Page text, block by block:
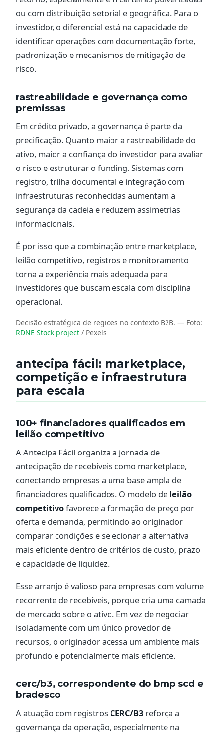
ou com distribuição setorial e geográfica. Para o
investidor, o diferencial está na capacidade de
identificar operações com documentação forte,
padronização e mecanismos de mitigação de
risco.
rastreabilidade e governança como
premissas
Em crédito privado, a governança é parte da
precificação. Quanto maior a rastreabilidade do
ativo, maior a confiança do investidor para avaliar
o risco e estruturar o funding. Sistemas com
registro, trilha documental e integração com
infraestruturas reconhecidas aumentam a
segurança da cadeia e reduzem assimetrias
informacionais.
É por isso que a combinação entre marketplace,
leilão competitivo, registros e monitoramento
torna a experiência mais adequada para
investidores que buscam escala com disciplina
operacional.
Decisão estratégica de regioes no contexto B2B. — Foto:
RDNE Stock project / Pexels
antecipa fácil: marketplace,
competição e infraestrutura
para escala
100+ financiadores qualificados em
leilão competitivo
A Antecipa Fácil organiza a jornada de
antecipação de recebíveis como marketplace,
conectando empresas a uma base ampla de
financiadores qualificados. O modelo de leilão
competitivofavorece a formação de preço por
oferta e demanda, permitindo ao originador
comparar condições e selecionar a alternativa
mais eficiente dentro de critérios de custo, prazo
e capacidade de liquidez.
Esse arranjo é valioso para empresas com volume
recorrente de recebíveis, porque cria uma camada
de mercado sobre o ativo. Em vez de negociar
isoladamente com um único provedor de
recursos, o originador acessa um ambiente mais
profundo e potencialmente mais eficiente.
cerc/b3, correspondente do bmp scd e
bradesco
A atuação com registros CERC/B3 reforça a
governança da operação, especialmente na